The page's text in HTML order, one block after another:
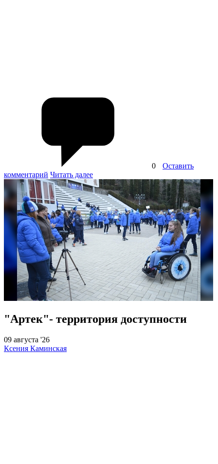
0
Оставить
комментарий Читать далее
"Артек"- территория доступности
09 августа '26
Ксения Каминская